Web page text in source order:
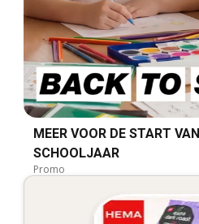
MEER VOOR DE START
SCHOOLJAAR
Promo